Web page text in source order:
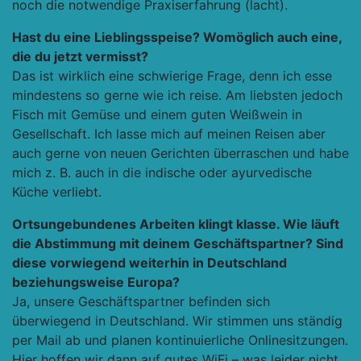
noch die notwendige Praxiserfahrung (lacht).
Hast du eine Lieblingsspeise? Womöglich auch eine,
die du jetzt vermisst?
Das ist wirklich eine schwierige Frage, denn ich esse
mindestens so gerne wie ich reise. Am liebsten jedoch
Fisch mit Gemüse und einem guten Weißwein in
Gesellschaft. Ich lasse mich auf meinen Reisen aber
auch gerne von neuen Gerichten überraschen und habe
mich z. B. auch in die indische oder ayurvedische
Küche verliebt.
Ortsungebundenes Arbeiten klingt klasse. Wie läuft
die Abstimmung mit deinem Geschäftspartner? Sind
diese vorwiegend weiterhin in Deutschland
beziehungsweise Europa?
Ja, unsere Geschäftspartner befinden sich
überwiegend in Deutschland. Wir stimmen uns ständig
per Mail ab und planen kontinuierliche Onlinesitzungen.